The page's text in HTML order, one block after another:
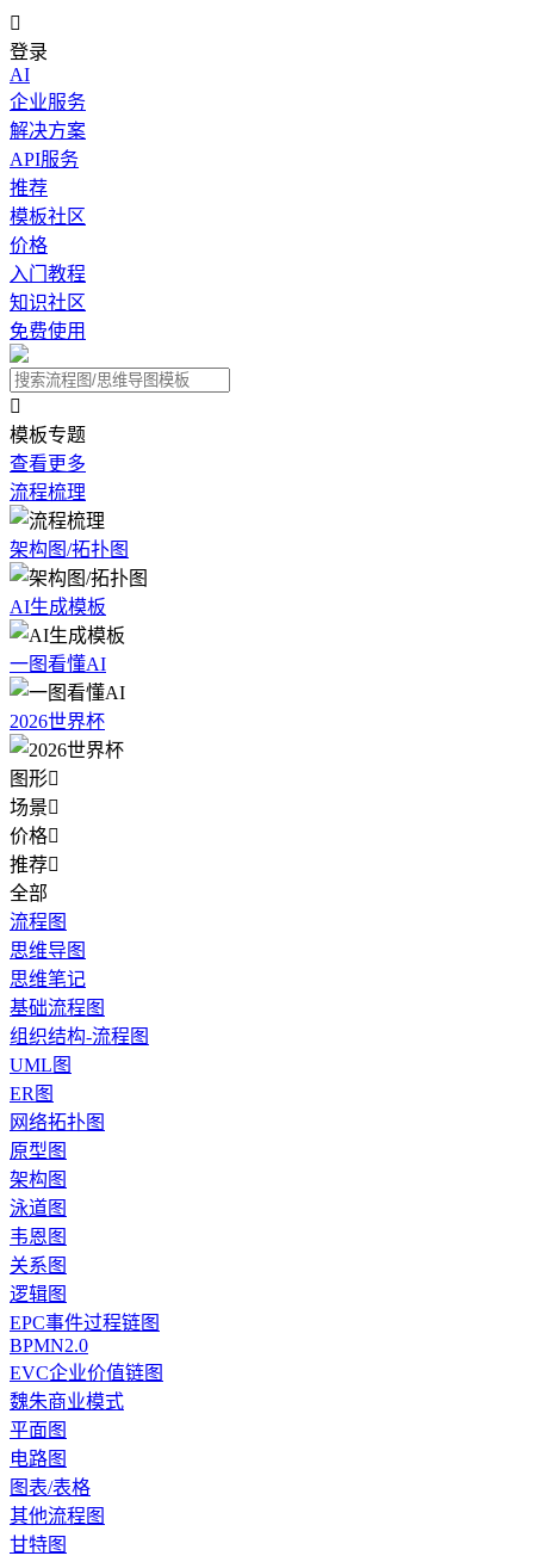

登录
AI
企业服务
解决方案
API服务
推荐
模板社区
价格
入门教程
知识社区
免费使用

模板专题
查看更多
流程梳理
架构图/拓扑图
AI生成模板
一图看懂AI
2026世界杯
图形
场景
价格
推荐
全部
流程图
思维导图
思维笔记
基础流程图
组织结构-流程图
UML图
ER图
网络拓扑图
原型图
架构图
泳道图
韦恩图
关系图
逻辑图
EPC事件过程链图
BPMN2.0
EVC企业价值链图
魏朱商业模式
平面图
电路图
图表/表格
其他流程图
甘特图